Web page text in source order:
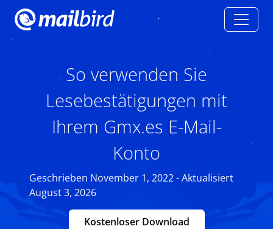
So verwenden Sie
Lesebestätigungen mit
Ihrem Gmx.es E-Mail-
Konto
Geschrieben November 1, 2022 - Aktualisiert
August 3, 2026
Kostenloser Download